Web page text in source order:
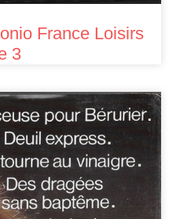
France Loisirs
3